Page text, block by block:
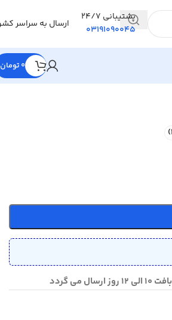
پشتیبانی 24/7
03191090045
ارسال به سراسر
0 تومان